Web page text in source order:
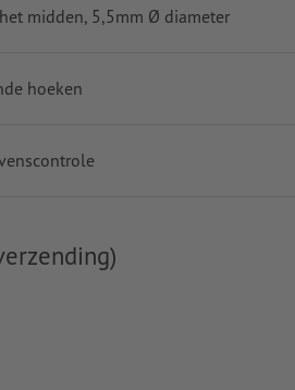
midden, 5,5mm Ø diameter
hoeken